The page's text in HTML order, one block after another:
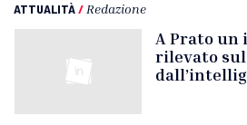
ATTUALITÀ/ Redazione
A Prato un
rilevato sul